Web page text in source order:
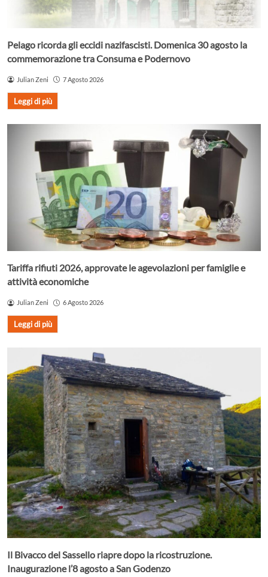
Pelago ricorda gli eccidi nazifascisti. Domenica 30 agosto la
commemorazione tra Consuma e Podernovo
Julian Zeni 7 Agosto 2026
Leggi di più
Tariffa rifiuti 2026, approvate le agevolazioni per famiglie e
attività economiche
Julian Zeni 6 Agosto 2026
Leggi di più
Il Bivacco del Sassello riapre dopo la ricostruzione.
Inaugurazione l’8 agosto a San Godenzo